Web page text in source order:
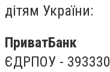
дітям України:
ПриватБанк
ЄДРПОУ -